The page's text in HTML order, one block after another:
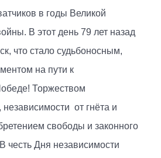
в годы Великой
В этот день 79 лет назад
что стало судьбоносным,
на пути к
Торжеством
от гнёта и
свободы и законного
честь Дня независимости